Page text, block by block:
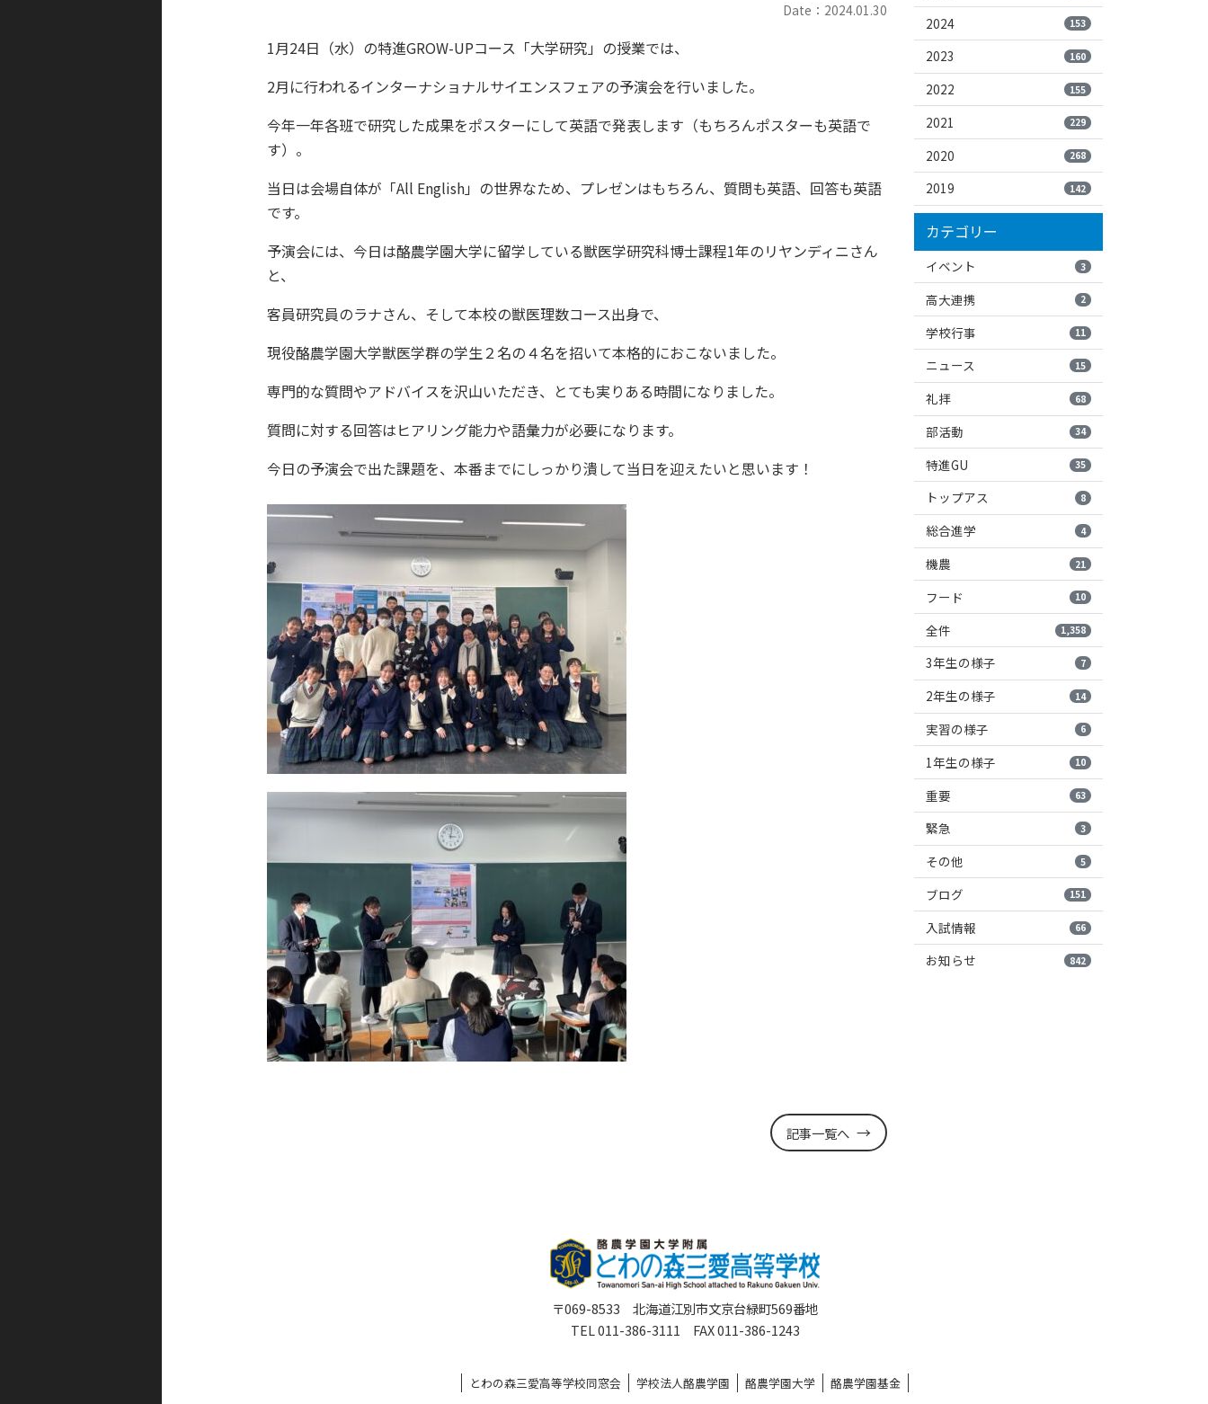
Date：2024.01.30
1月24日（水）の特進GROW-UPコース「大学研究」の授業では、
2月に行われるインターナショナルサイエンスフェアの予演会を行いました。
今年一年各班で研究した成果をポスターにして英語で発表します（もちろんポスターも英語で
す）。
当日は会場自体が「All English」の世界なため、プレゼンはもちろん、質問も英語、回答も英語
です。
予演会には、今日は酪農学園大学に留学している獣医学研究科博士課程1年のリヤンディニさん
と、
客員研究員のラナさん、そして本校の獣医理数コース出身で、
現役酪農学園大学獣医学群の学生２名の４名を招いて本格的におこないました。
専門的な質問やアドバイスを沢山いただき、とても実りある時間になりました。
質問に対する回答はヒアリング能力や語彙力が必要になります。
今日の予演会で出た課題を、本番までにしっかり潰して当日を迎えたいと思います！
記事一覧へ
2024 153
2023 160
2022 155
2021 229
2020 268
2019 142
カテゴリー
イベント 3
高大連携 2
学校行事 11
ニュース 15
礼拝 68
部活動 34
特進GU 35
トップアス 8
総合進学 4
機農 21
フード 10
全件 1,358
3年生の様子 7
2年生の様子 14
実習の様子 6
1年生の様子 10
重要 63
緊急 3
その他 5
ブログ 151
入試情報 66
お知らせ 842
〒069-8533 北海道江別市文京台緑町569番地
TEL 011-386-3111 FAX 011-386-1243
とわの森三愛高等学校同窓会 学校法人酪農学園 酪農学園大学 酪農学園基金